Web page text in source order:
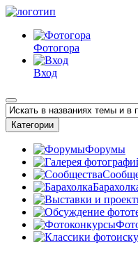
Фотогора
Вход
Категории
Форумы